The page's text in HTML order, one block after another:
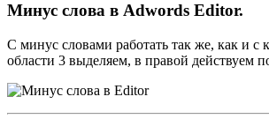
Минус слова в Adwords Editor.
C минус словами работать так же, как и
области 3 выделяем, в правой действуем